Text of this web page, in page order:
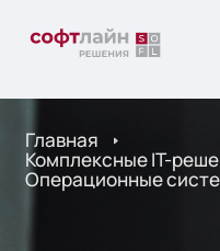
Главная
Комплексные IT-
Операционные